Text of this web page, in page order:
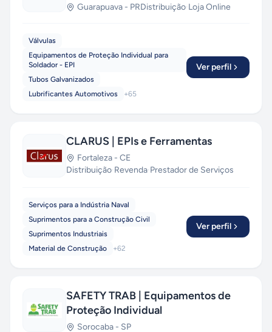
Guarapuava - PRDistribuição·Loja Online
Válvulas
Equipamentos de Proteção Individual para
Soldador - EPI
Tubos Galvanizados
Lubrificantes Automotivos
+65
Ver perfil
CLARUS | EPIs e Ferramentas
Fortaleza - CE
Distribuição·Revenda·Prestador de Serviços
Serviços para a Indústria Naval
Suprimentos para a Construção Civil
Suprimentos Industriais
Material de Construção
+62
Ver perfil
SAFETY TRAB | Equipamentos de
Proteção Individual
Sorocaba - SP